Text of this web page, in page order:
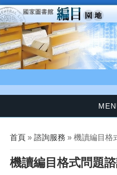
移至主內容
您在這裡
首頁 » 諮詢服務 » 機讀編目格
機讀編目格式問題